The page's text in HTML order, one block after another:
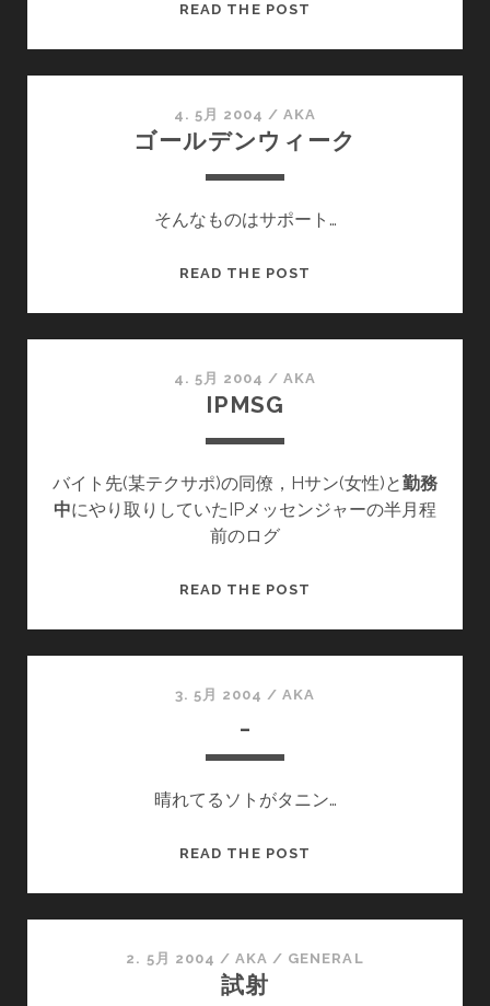
READ THE POST
4. 5月 2004 /AKA
ゴールデンウィーク
そんなものはサポート…
READ THE POST
ン
ク
4. 5月 2004 /AKA
IPMSG
バイト先(某テクサポ)の同僚，Hサン(女性)と勤務
中にやり取りしていたIPメッセンジャーの半月程
前のログ
READ THE POST
3. 5月 2004 /AKA
_
晴れてるソトがタニン…
READ THE POST
2. 5月 2004 / AKA / GENERAL
試射